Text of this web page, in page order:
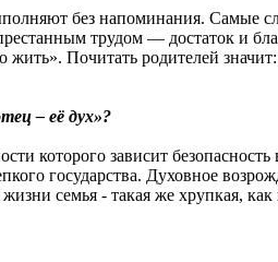
без напоминания. Самые
трудом — достаток и
жить». Почитать родителей
– её дух»?
которого зависит безопасность
государства. Духовное
семья - такая же хрупкая,